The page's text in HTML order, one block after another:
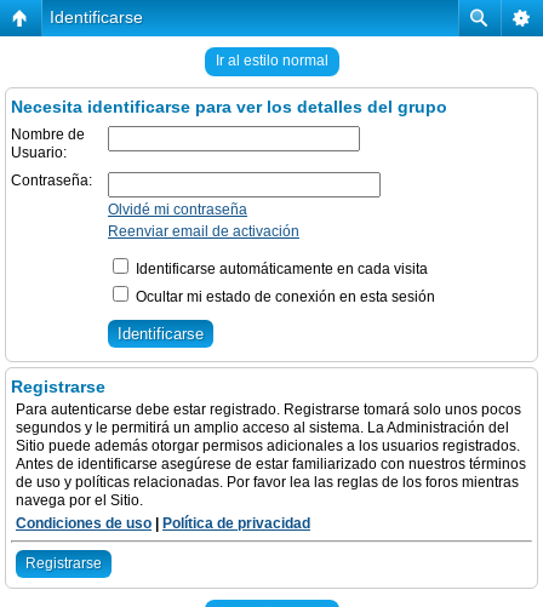
Identificarse
Ir al estilo normal
Necesita identificarse para ver los detalles del grupo
Nombre de
Usuario:
Contraseña:
Olvidé mi contraseña
Reenviar email de activación
Identificarse automáticamente en cada visita
Ocultar mi estado de conexión en esta sesión
Registrarse
Para autenticarse debe estar registrado. Registrarse tomará solo unos pocos
segundos y le permitirá un amplio acceso al sistema. La Administración del
Sitio puede además otorgar permisos adicionales a los usuarios registrados.
Antes de identificarse asegúrese de estar familiarizado con nuestros términos
de uso y políticas relacionadas. Por favor lea las reglas de los foros mientras
navega por el Sitio.
Condiciones de uso
Política de privacidad
Registrarse